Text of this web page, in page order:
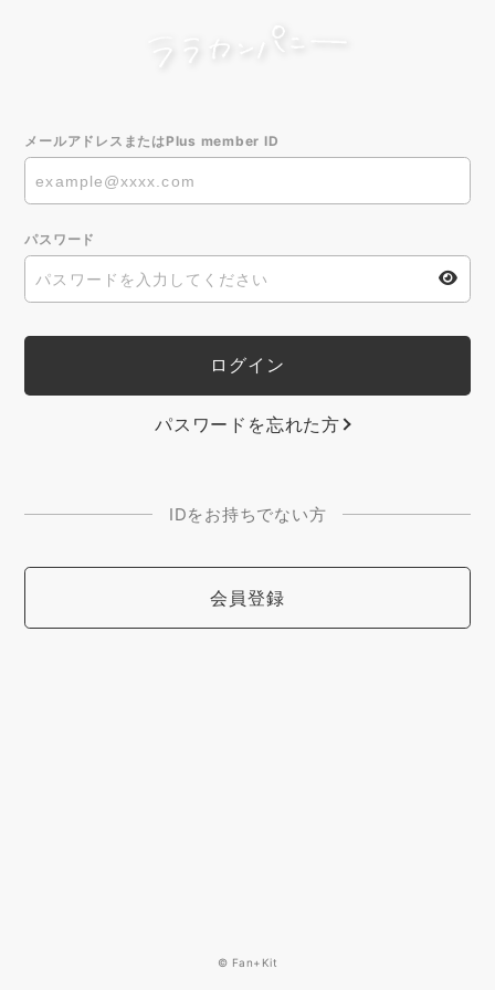
メールアドレスまたはPlus member ID
パスワード
パスワードを忘れた方
IDをお持ちでない方
会員登録
© Fan+Kit